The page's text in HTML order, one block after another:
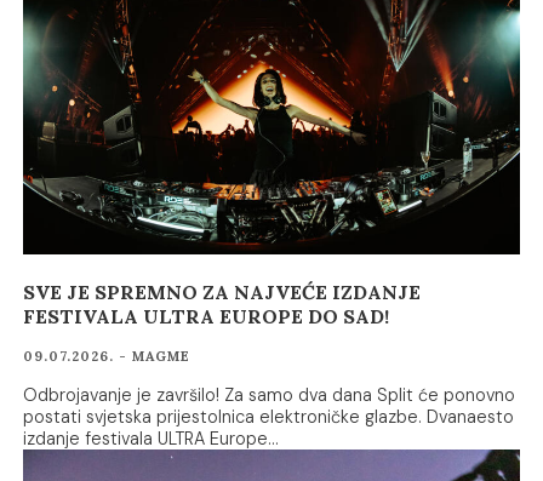
SVE JE SPREMNO ZA NAJVEĆE IZDANJE
FESTIVALA ULTRA EUROPE DO SAD!
09.07.2026. - MAGME
Odbrojavanje je završilo! Za samo dva dana Split će ponovno
postati svjetska prijestolnica elektroničke glazbe. Dvanaesto
izdanje festivala ULTRA Europe…